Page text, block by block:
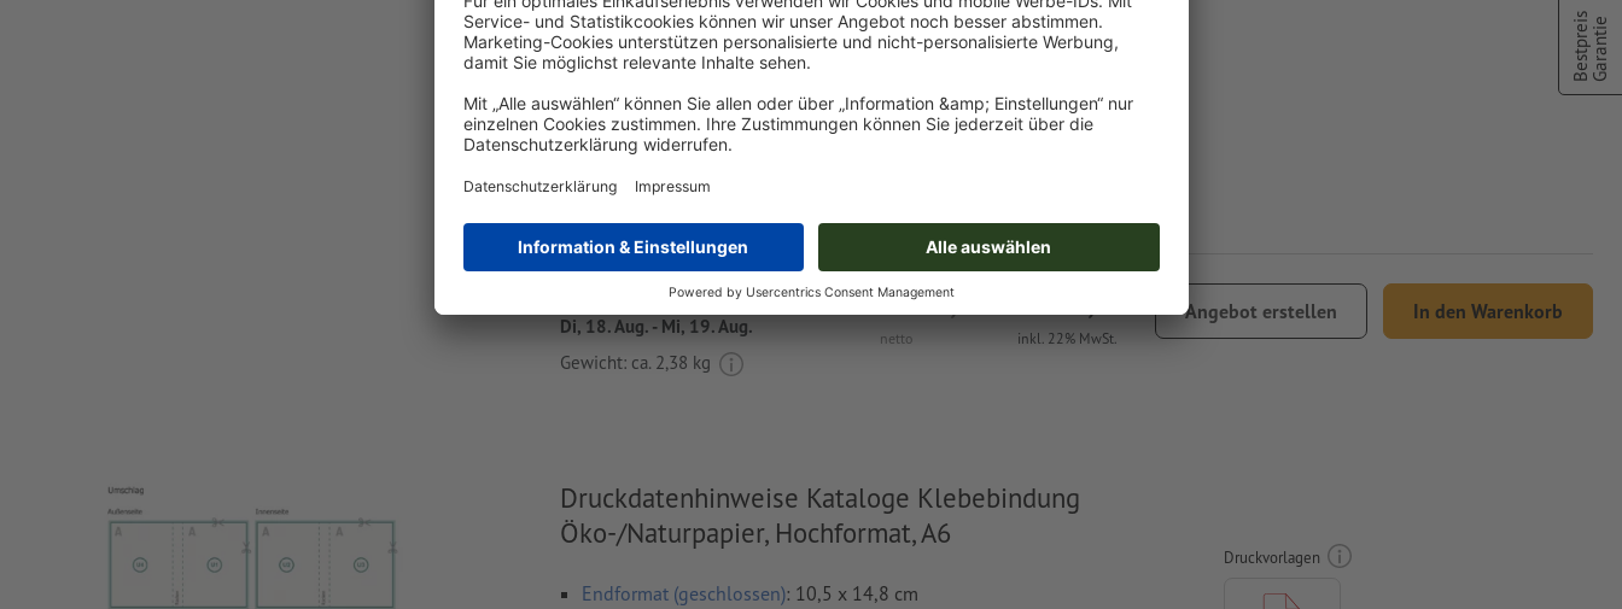
Sie können Ihre Druckdaten vor oder nach dem Kauf
netto
€ 345,00
inkl. 22% MwSt.
Angebot erstellen In den Warenkorb
Di, 18. Aug. - Mi, 19. Aug.
Gewicht: ca. 2,38 kg
Druckdatenhinweise Kataloge Klebebindung
Öko-/Naturpapier, Hochformat, A6
Endformat (geschlossen): 10,5 x 14,8 cm
Druckvorlagen
BestpreisGarantie